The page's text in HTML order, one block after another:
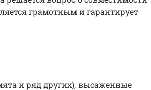
грамотным и гарантирует
и ряд других), высаженные